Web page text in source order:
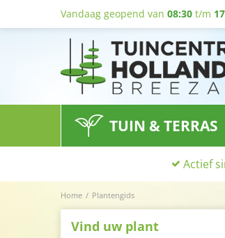
Home Plantengids
Vandaag geopend van 08:30 t/m
TUIN & TERRAS
Actief
Vind uw plant